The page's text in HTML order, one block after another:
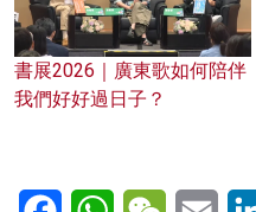
書展2026｜廣東歌如何陪伴
我們好好過日子？
FacebookWhatsAppWeChatEmail